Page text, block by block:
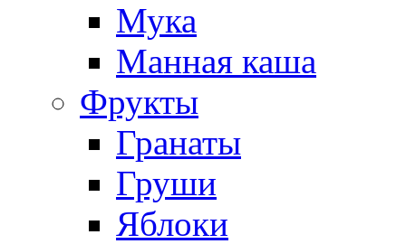
Мука
Манная каша
Фрукты
Гранаты
Груши
Яблоки